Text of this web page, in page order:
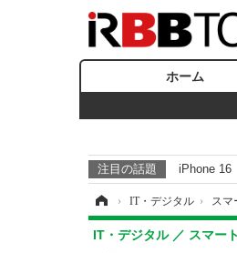
ホーム
注目の話題 iPhone 16
› IT・デジタル › スマ
IT・デジタル スマー